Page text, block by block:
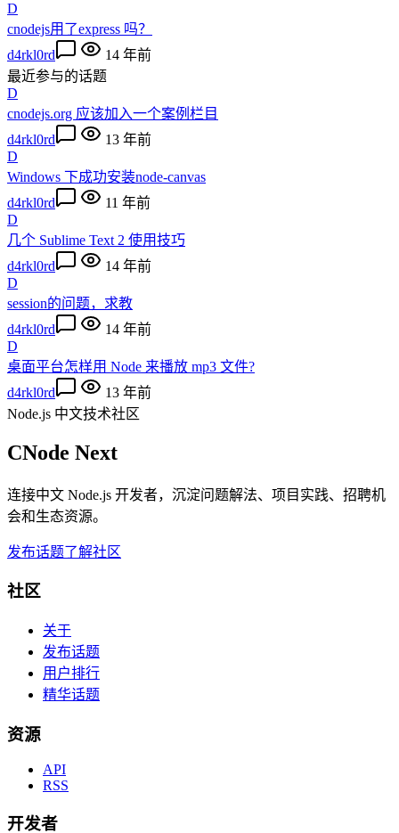
D
cnodejs用了express 吗？
d4rkl0rd
14 年前
最近参与的话题
D
cnodejs.org 应该加入一个案例栏目
d4rkl0rd
13 年前
D
Windows 下成功安装node-canvas
d4rkl0rd
11 年前
D
几个 Sublime Text 2 使用技巧
d4rkl0rd
14 年前
D
session的问题，求教
d4rkl0rd
14 年前
D
桌面平台怎样用 Node 来播放 mp3 文件?
d4rkl0rd
13 年前
Node.js 中文技术社区
CNode Next
连接中文 Node.js 开发者，沉淀问题解法、项目实践、招聘机
会和生态资源。
发布话题了解社区
社区
关于
发布话题
用户排行
精华话题
资源
API
RSS
开发者